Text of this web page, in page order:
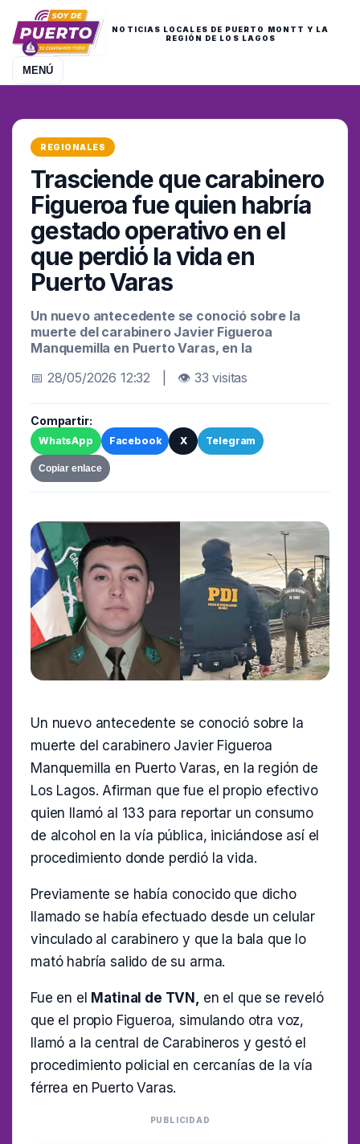
NOTICIAS LOCALES DE PUERTO MONTT Y LA
REGIÓN DE LOS LAGOS
MENÚ
REGIONALES
Trasciende que carabinero
Figueroa fue quien habría
gestado operativo en el
que perdió la vida en
Puerto Varas
Un nuevo antecedente se conoció sobre la
muerte del carabinero Javier Figueroa
Manquemilla en Puerto Varas, en la
📅 28/05/2026 12:32 | 👁 33 visitas
Compartir:
WhatsApp Facebook X Telegram
Copiar enlace
Un nuevo antecedente se conoció sobre la
muerte del carabinero Javier Figueroa
Manquemilla en Puerto Varas, en la región de
Los Lagos. Afirman que fue el propio efectivo
quien llamó al 133 para reportar un consumo
de alcohol en la vía pública, iniciándose así el
procedimiento donde perdió la vida.
Previamente se había conocido que dicho
llamado se había efectuado desde un celular
vinculado al carabinero y que la bala que lo
mató habría salido de su arma.
Fue en el Matinal de TVN, en el que se reveló
que el propio Figueroa, simulando otra voz,
llamó a la central de Carabineros y gestó el
procedimiento policial en cercanías de la vía
férrea en Puerto Varas.
PUBLICIDAD